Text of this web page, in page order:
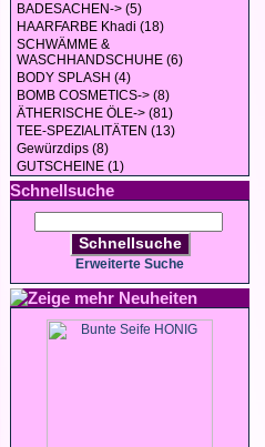
BADESACHEN-> (5)
HAARFARBE Khadi (18)
SCHWÄMME &
WASCHHANDSCHUHE (6)
BODY SPLASH (4)
BOMB COSMETICS-> (8)
ÄTHERISCHE ÖLE-> (81)
TEE-SPEZIALITÄTEN (13)
Gewürzdips (8)
GUTSCHEINE (1)
Schnellsuche
Schnellsuche
Erweiterte Suche
Neuheiten